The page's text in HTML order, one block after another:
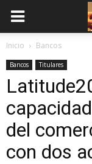
Inicio Bancos
Bancos Titulares
del
con dos